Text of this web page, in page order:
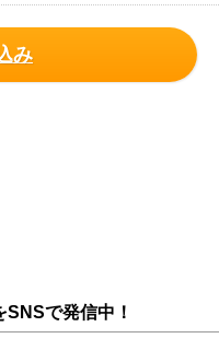
み
で発信中！